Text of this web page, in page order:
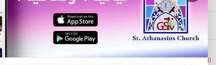
الرئيسية